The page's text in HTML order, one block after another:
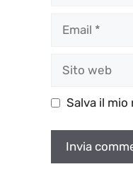
Salva il